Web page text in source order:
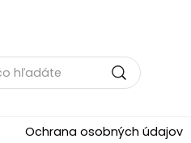
Ochrana osobných údajov